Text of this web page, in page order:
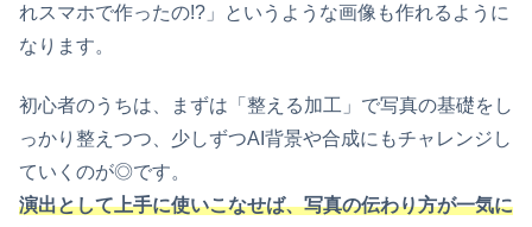
れスマホで作ったの!?」というような画像も作れるように
なります。
初心者のうちは、まずは「整える加工」で写真の基礎をし
っかり整えつつ、少しずつAI背景や合成にもチャレンジし
ていくのが◎です。
演出として上手に使いこなせば、写真の伝わり方が一気に